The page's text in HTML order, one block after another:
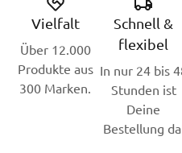
Vielfalt
Über 12.000
Produkte aus
300 Marken.
Schnell &
flexibel
In nur 24 bis
Stunden ist
Deine
Bestellung